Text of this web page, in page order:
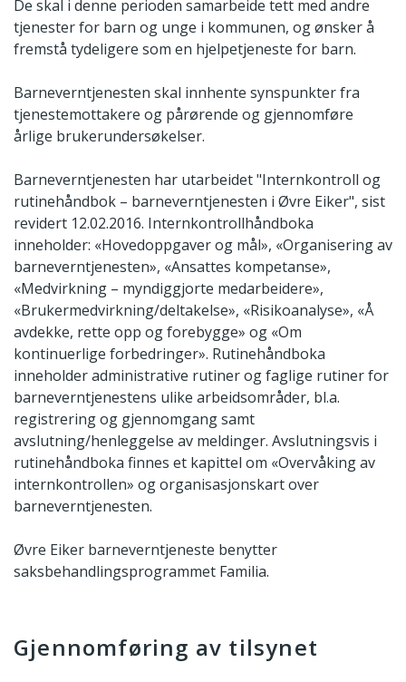
De skal i denne perioden samarbeide tett med andre
tjenester for barn og unge i kommunen, og ønsker å
fremstå tydeligere som en hjelpetjeneste for barn.
Barneverntjenesten skal innhente synspunkter fra
tjenestemottakere og pårørende og gjennomføre
årlige brukerundersøkelser.
Barneverntjenesten har utarbeidet "Internkontroll og
rutinehåndbok – barneverntjenesten i Øvre Eiker", sist
revidert 12.02.2016. Internkontrollhåndboka
inneholder: «Hovedoppgaver og mål», «Organisering av
barneverntjenesten», «Ansattes kompetanse»,
«Medvirkning – myndiggjorte medarbeidere»,
«Brukermedvirkning/deltakelse», «Risikoanalyse», «Å
avdekke, rette opp og forebygge» og «Om
kontinuerlige forbedringer». Rutinehåndboka
inneholder administrative rutiner og faglige rutiner for
barneverntjenestens ulike arbeidsområder, bl.a.
registrering og gjennomgang samt
avslutning/henleggelse av meldinger. Avslutningsvis i
rutinehåndboka finnes et kapittel om «Overvåking av
internkontrollen» og organisasjonskart over
barneverntjenesten.
Øvre Eiker barneverntjeneste benytter
saksbehandlingsprogrammet Familia.
Gjennomføring av tilsynet